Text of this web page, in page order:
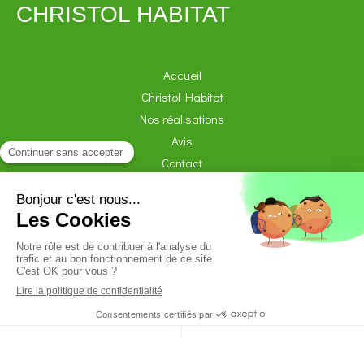
CHRISTOL HABITAT
Accueil
Christol Habitat
Nos réalisations
Avis
Contact
Demander un devis
Mentions légales